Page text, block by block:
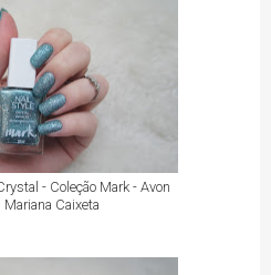
- Coleção Mark - Avon
Caixeta